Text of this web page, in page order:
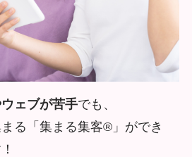
ェブが苦手でも、
る「集まる集客®」ができ